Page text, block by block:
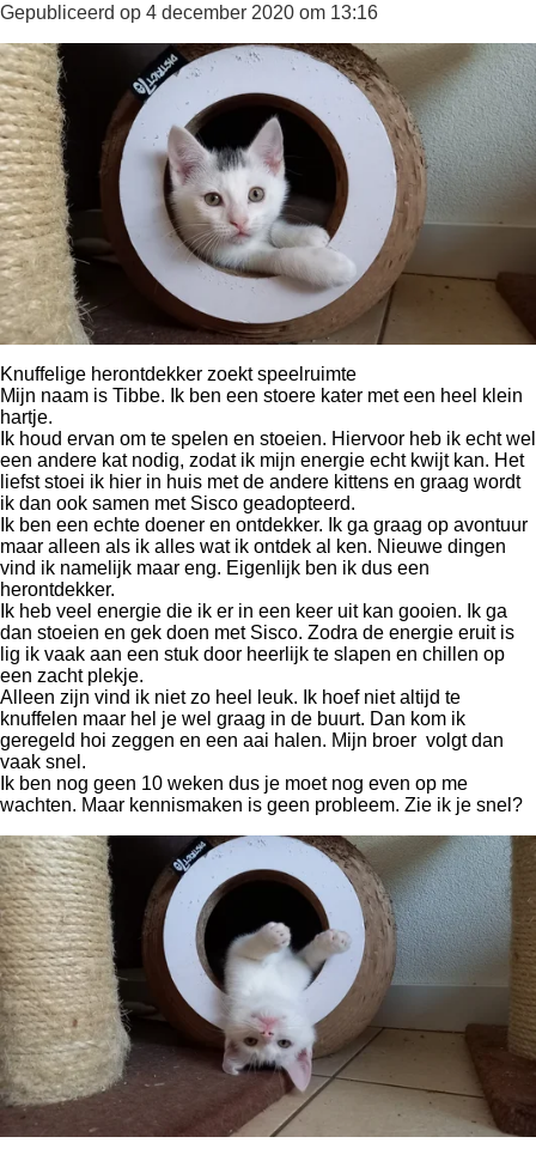
Gepubliceerd op 4 december 2020 om 13:16
Knuffelige herontdekker zoekt speelruimte
Mijn naam is Tibbe. Ik ben een stoere kater met een heel klein
hartje.
Ik houd ervan om te spelen en stoeien. Hiervoor heb ik echt wel
een andere kat nodig, zodat ik mijn energie echt kwijt kan. Het
liefst stoei ik hier in huis met de andere kittens en graag wordt
ik dan ook samen met Sisco geadopteerd.
Ik ben een echte doener en ontdekker. Ik ga graag op avontuur
maar alleen als ik alles wat ik ontdek al ken. Nieuwe dingen
vind ik namelijk maar eng. Eigenlijk ben ik dus een
herontdekker.
Ik heb veel energie die ik er in een keer uit kan gooien. Ik ga
dan stoeien en gek doen met Sisco. Zodra de energie eruit is
lig ik vaak aan een stuk door heerlijk te slapen en chillen op
een zacht plekje.
Alleen zijn vind ik niet zo heel leuk. Ik hoef niet altijd te
knuffelen maar hel je wel graag in de buurt. Dan kom ik
geregeld hoi zeggen en een aai halen. Mijn broer volgt dan
vaak snel.
Ik ben nog geen 10 weken dus je moet nog even op me
wachten. Maar kennismaken is geen probleem. Zie ik je snel?